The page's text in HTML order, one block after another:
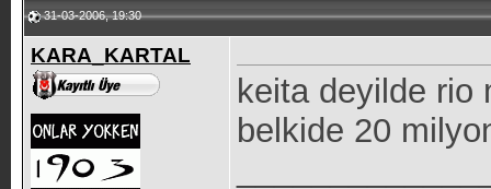
31-03-2006, 19:30
KARA_KARTAL
keita deyilde rio
belkide 20